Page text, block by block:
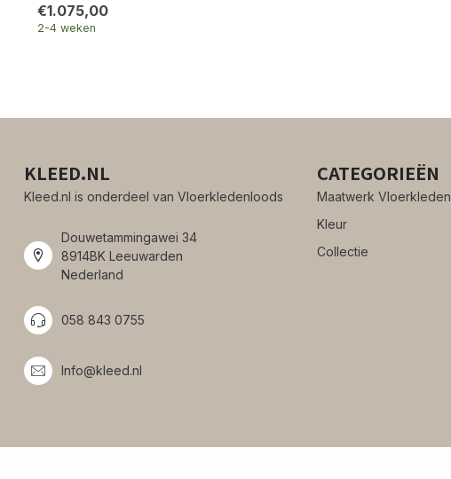
€1.075,00
2-4 weken
KLEED.NL
Kleed.nl is onderdeel van Vloerkledenloods
Douwetammingawei 34
8914BK Leeuwarden
Nederland
058 843 0755
Info@kleed.nl
CATEGORIEËN
Maatwerk Vloerkleden
Kleur
Collectie